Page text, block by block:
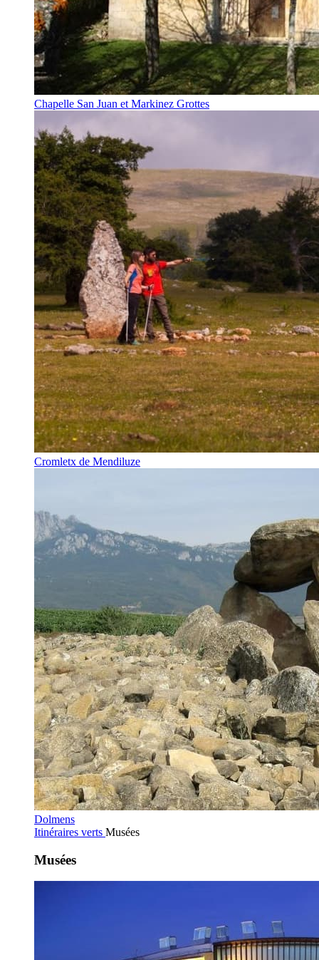
Chapelle San Juan et Markinez Grottes
Cromletx de Mendiluze
Dolmens
Itinéraires verts Musées
Musées